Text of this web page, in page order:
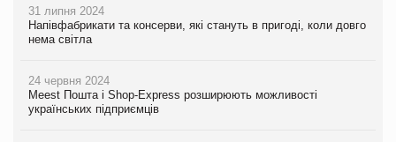
31 липня 2024
Напівфабрикати та консерви, які стануть в пригоді, коли довго
нема світла
24 червня 2024
Meest Пошта і Shop-Express розширюють можливості
українських підприємців